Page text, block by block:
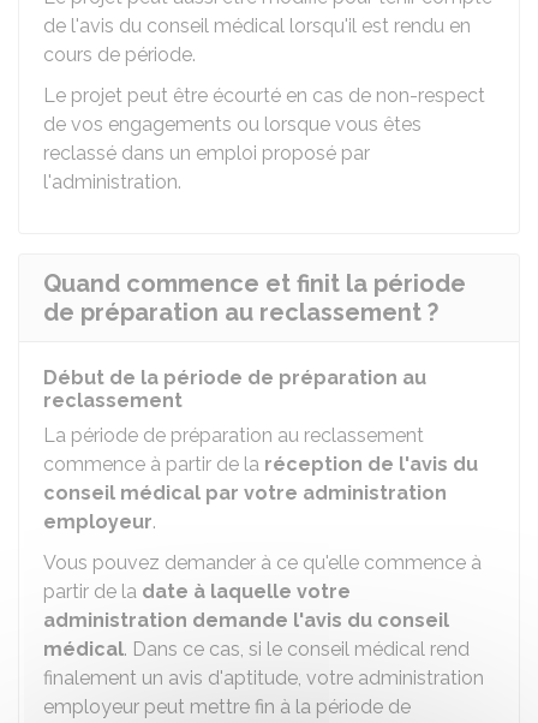
de l'avis du conseil médical lorsqu'il est rendu en
cours de période.
Le projet peut être écourté en cas de non-respect
de vos engagements ou lorsque vous êtes
reclassé dans un emploi proposé par
l'administration.
Quand commence et finit la période
de préparation au reclassement ?
Début de la période de préparation au
reclassement
La période de préparation au reclassement
commence à partir de la réception de l'avis du
conseil médical par votre administration
employeur.
Vous pouvez demander à ce qu'elle commence à
partir de la date à laquelle votre
administration demande l'avis du conseil
médical. Dans ce cas, si le conseil médical rend
finalement un avis d'aptitude, votre administration
employeur peut mettre fin à la période de